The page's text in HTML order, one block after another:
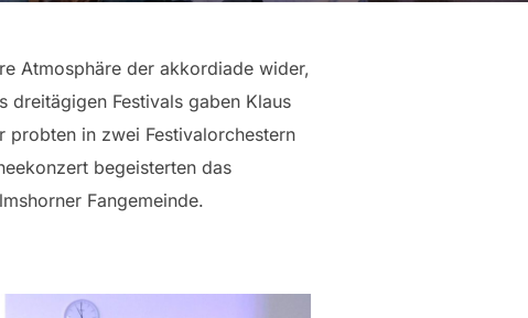
Atmosphäre der akkordiade wider,
Festivals gaben Klaus
probten in zwei Festivalorchestern
begeisterten das
Fangemeinde.